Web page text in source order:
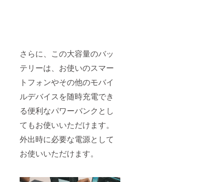
さらに、この大容量のバッ
テリーは、お使いのスマー
トフォンやその他のモバイ
ルデバイスを随時充電でき
る便利なパワーバンクとし
てもお使いいただけます。
外出時に必要な電源として
お使いいただけます。